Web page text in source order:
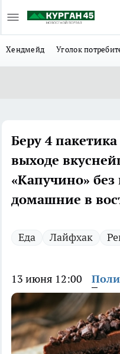
Хендмейд Уголок
Беру 4
выходе
«Капучино»
домашние в
Еда Лайфхак
13 июня 12:00